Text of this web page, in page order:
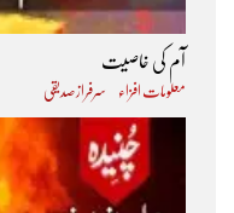
آم کی خاصیت
معلومات افزاء سرفراز صدیقی